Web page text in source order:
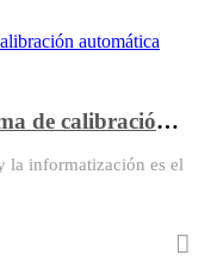
​Se ha puesto en servicio el sistema de calibración automática Supmea
la informatización es el